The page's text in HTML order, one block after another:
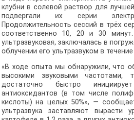
клубни в солевой раствор для
подвергали их серии
Продолжительность сессий в трёх
соответственно 10, 20 и 30
ультразвуковая, заключалась в
облучении его ультразвуком в
«В ходе опыта мы обнаружили, что
высокими звуковыми частотами,
достаточно быстро
антиоксидантов (в том числе
кислоты) на целых 50%», —
ультразвука заставляют вырасти